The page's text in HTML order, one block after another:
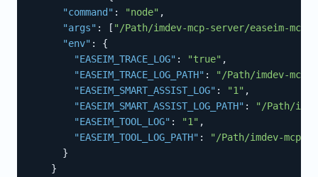
"command" : "node" ,
"args" : [ "/Path/imdev-mcp-server/easeim-
"env" :
{
"EASEIM_TRACE_LOG" : "true" ,
"EASEIM_TRACE_LOG_PATH" :
"/Path/imdev-mcp-
"EASEIM_SMART_ASSIST_LOG" : "1" ,
"EASEIM_SMART_ASSIST_LOG_PATH" :
"/Path/
"EASEIM_TOOL_LOG" : "1" ,
"EASEIM_TOOL_LOG_PATH" :
"/Path/imdev-mcp-
}
}